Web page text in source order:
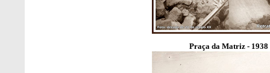
Praça da Matriz - 1938